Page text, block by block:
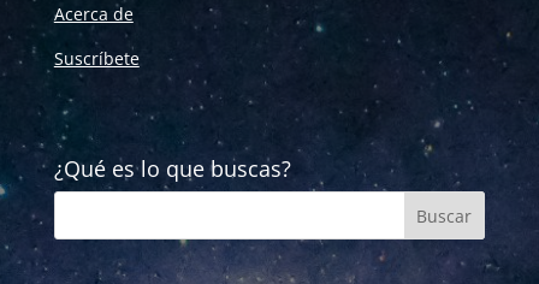
Acerca de
Suscríbete
¿Qué es lo que buscas?